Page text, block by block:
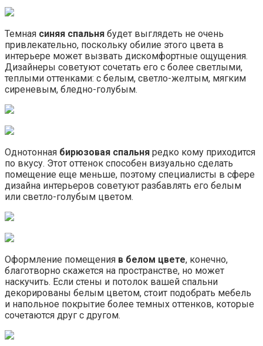
Темная синяя спальня будет выглядеть не очень
привлекательно, поскольку обилие этого цвета в
интерьере может вызвать дискомфортные ощущения.
Дизайнеры советуют сочетать его с более светлыми,
теплыми оттенками: с белым, светло-желтым, мягким
сиреневым, бледно-голубым.
Однотонная бирюзовая спальня редко кому приходится
по вкусу. Этот оттенок способен визуально сделать
помещение еще меньше, поэтому специалисты в сфере
дизайна интерьеров советуют разбавлять его белым
или светло-голубым цветом.
Оформление помещения в белом цвете, конечно,
благотворно скажется на пространстве, но может
наскучить. Если стены и потолок вашей спальни
декорированы белым цветом, стоит подобрать мебель
и напольное покрытие более темных оттенков, которые
сочетаются друг с другом.